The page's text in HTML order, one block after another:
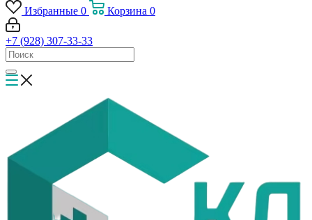
Избранные 0 Корзина 0
+7 (928) 307-33-33